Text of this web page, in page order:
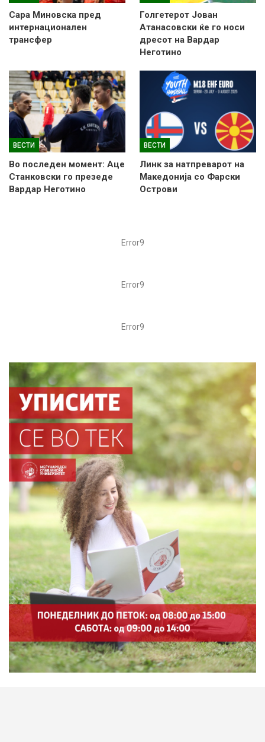
Сара Миновска пред
интернационален
трансфер
Голгетерот Јован
Атанасовски ќе го носи
дресот на Вардар
Неготино
ВЕСТИ
Во последен момент: Аце
Станковски го презеде
Вардар Неготино
ВЕСТИ
Линк за натпреварот на
Македонија со Фарски
Острови
Error9
Error9
Error9